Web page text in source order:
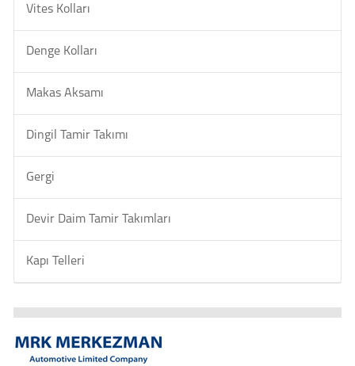
Vites Kolları
Denge Kolları
Makas Aksamı
Dingil Tamir Takımı
Gergi
Devir Daim Tamir Takımları
Kapı Telleri